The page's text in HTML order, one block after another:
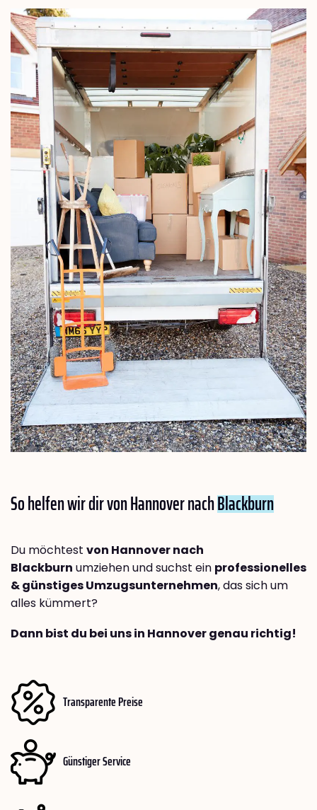
So helfen wir dir von Hannover nachBlackburn
Du möchtest von Hannover nach
Blackburn umziehen und suchst ein professionelles
& günstiges Umzugsunternehmen, das sich um
alles kümmert?
Dann bist du bei uns in Hannover genau richtig!
Transparente Preise
Günstiger Service